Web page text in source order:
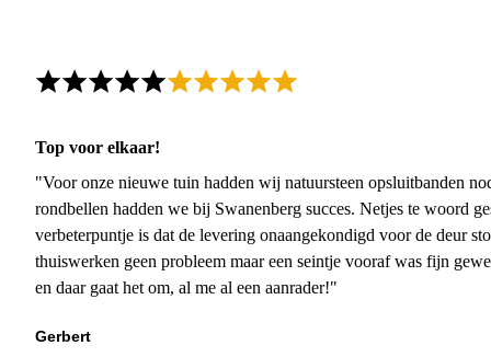
Top voor elkaar!
"Voor onze nieuwe tuin hadden wij natuursteen opsluitbanden
rondbellen hadden we bij Swanenberg succes. Netjes te woord
verbeterpuntje is dat de levering onaangekondigd voor de deur
thuiswerken geen probleem maar een seintje vooraf was fijn
en daar gaat het om, al me al een aanrader!"
Gerbert